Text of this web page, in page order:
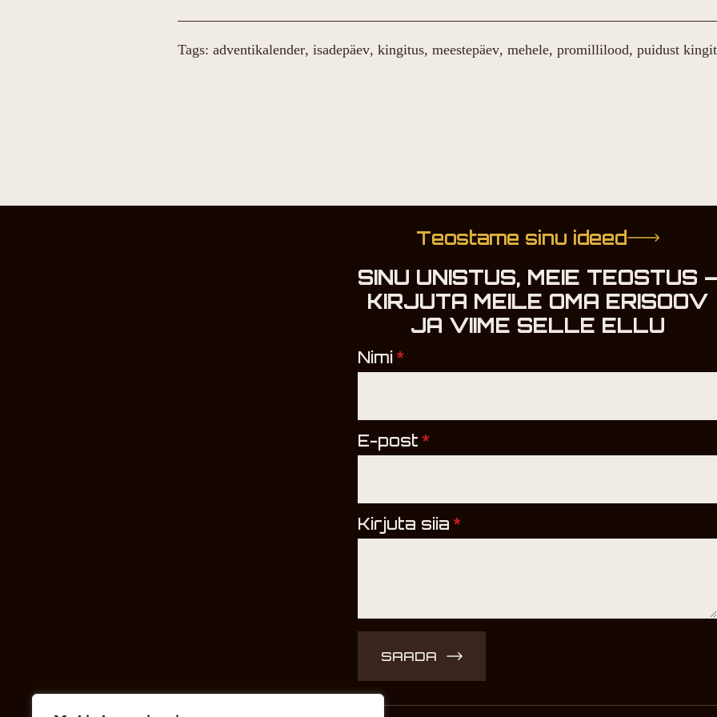
Tags: adventikalender isadepäev kingitus meestepäev mehele promillilood puidust
Teostame sinu ideed
SINU UNISTUS, MEIE TEOSTUS –
KIRJUTA MEILE OMA ERISOOV
JA VIIME SELLE ELLU
Nimi *
E-post *
Kirjuta siia *
SAADA